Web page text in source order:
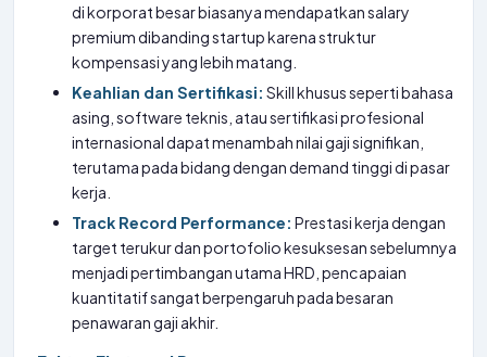
di korporat besar biasanya mendapatkan salary
premium dibanding startup karena struktur
kompensasi yang lebih matang.
Keahlian dan Sertifikasi: Skill khusus seperti bahasa
asing, software teknis, atau sertifikasi profesional
internasional dapat menambah nilai gaji signifikan,
terutama pada bidang dengan demand tinggi di pasar
kerja.
Track Record Performance: Prestasi kerja dengan
target terukur dan portofolio kesuksesan sebelumnya
menjadi pertimbangan utama HRD, pencapaian
kuantitatif sangat berpengaruh pada besaran
penawaran gaji akhir.